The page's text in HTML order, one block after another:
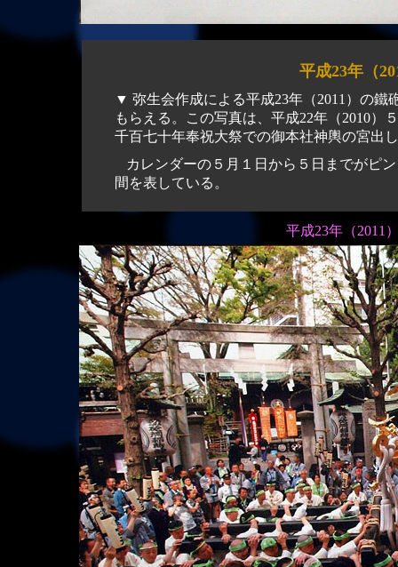
平成23年（
▼ 弥生会作成による平成23年（2011）の鐵砲洲カレンダーは、鐵砲洲稲荷神社に参拝すると無料で
もらえる。この写真は、平成22年（2010）
千百七十年奉祝大祭での御本社神輿の宮出
カレンダーの５月１日から５日までがピ
間を表している。
平成23年（2011